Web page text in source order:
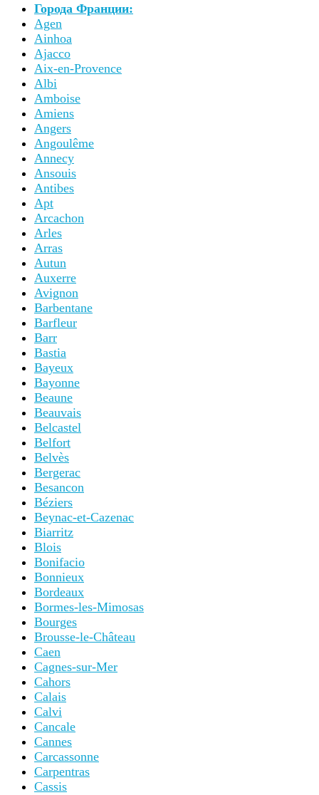
Города Франции:
Agen
Ainhoa
Ajacco
Aix-en-Provence
Albi
Amboise
Amiens
Angers
Angoulême
Annecy
Ansouis
Antibes
Apt
Arcachon
Arles
Arras
Autun
Auxerre
Avignon
Barbentane
Barfleur
Barr
Bastia
Bayeux
Bayonne
Beaune
Beauvais
Belcastel
Belfort
Belvès
Bergerac
Besancon
Béziers
Beynac-et-Cazenac
Biarritz
Blois
Bonifacio
Bonnieux
Bordeaux
Bormes-les-Mimosas
Bourges
Brousse-le-Château
Caen
Cagnes-sur-Mer
Cahors
Calais
Calvi
Cancale
Cannes
Carcassonne
Carpentras
Cassis